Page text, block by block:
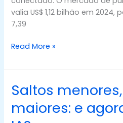
valia US$ 1,12 bilhão em 2024,
7,39
Read More »
Saltos
maiores: e
Saltos
menores,
futuros